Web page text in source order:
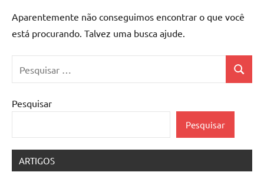
Aparentemente não conseguimos encontrar o que você
está procurando. Talvez uma busca ajude.
por:
Pesquisar
Pesquisar
ARTIGOS